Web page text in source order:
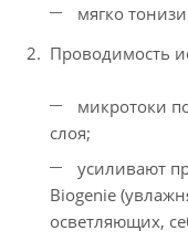
мягко
Проводимость
микротоки
слоя;
усиливают
Biogenie
осветляющих,